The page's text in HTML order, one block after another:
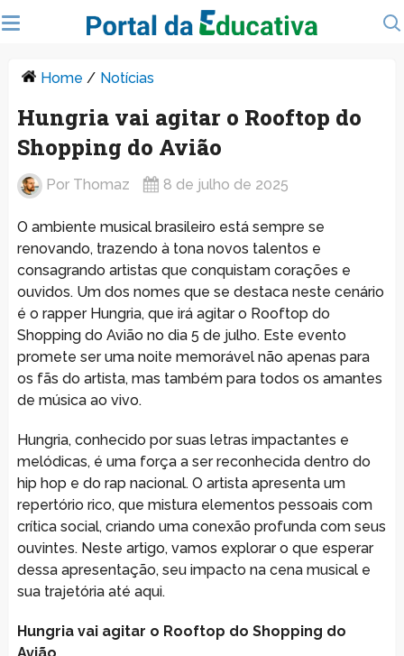
Home / Notícias
Hungria vai agitar o Rooftop do
Shopping do Avião
Por Thomaz 8 de julho de 2025
O ambiente musical brasileiro está sempre se
renovando, trazendo à tona novos talentos e
consagrando artistas que conquistam corações e
ouvidos. Um dos nomes que se destaca neste cenário
é o rapper Hungria, que irá agitar o Rooftop do
Shopping do Avião no dia 5 de julho. Este evento
promete ser uma noite memorável não apenas para
os fãs do artista, mas também para todos os amantes
de música ao vivo.
Hungria, conhecido por suas letras impactantes e
melódicas, é uma força a ser reconhecida dentro do
hip hop e do rap nacional. O artista apresenta um
repertório rico, que mistura elementos pessoais com
crítica social, criando uma conexão profunda com seus
ouvintes. Neste artigo, vamos explorar o que esperar
dessa apresentação, seu impacto na cena musical e
sua trajetória até aqui.
Hungria vai agitar o Rooftop do Shopping do
Avião